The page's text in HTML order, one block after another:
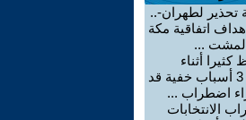
تحذير لطهران-..
اتفاقية مكة
...
كثيرا أثناء
الليل؟.. 3 أسباب خفية قد
اضطراب ...
الانتخابات